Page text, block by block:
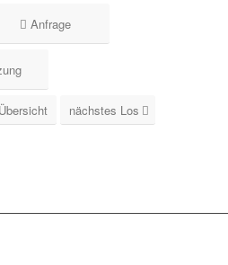
Anfrage
nächstes Los